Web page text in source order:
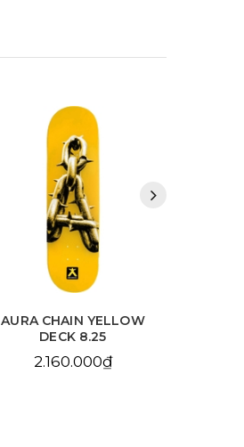
AURA CHAIN YELLOW
DECK 8.25
2.160.000₫